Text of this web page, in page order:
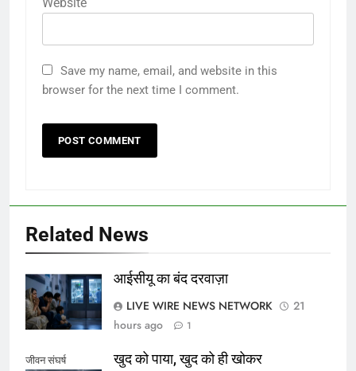
Save my name, email, and website in this
browser for the next time I comment.
Related News
आईसीयू का बंद दरवाज़ा
LIVE WIRE NEWS NETWORK
21
hours ago
1
जीवन संघर्ष
खुद को पाया, खुद को ही खोकर